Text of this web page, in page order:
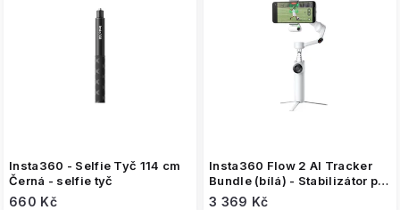
Insta360 - Selfie Tyč 114 cm
Černá - selfie tyč
660 Kč
Insta360 Flow 2 AI Tracker
Bundle (bílá) - Stabilizátor pro
telefon
3 369 Kč